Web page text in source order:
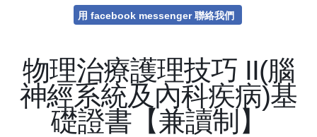
用 facebook messenger 聯絡我們
物理治療護理技巧 II(腦
神經系統及內科疾病)基
礎證書【兼讀制】